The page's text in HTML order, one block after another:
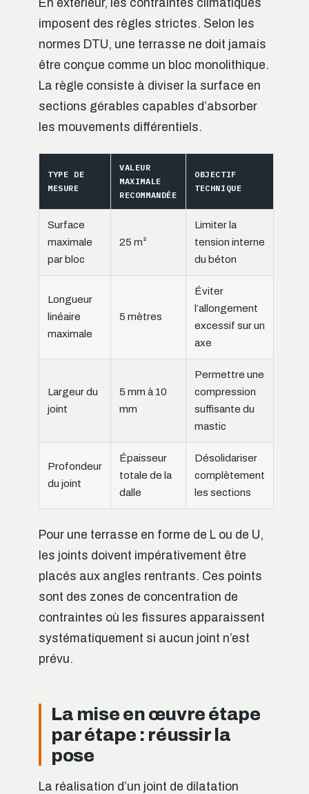
En extérieur, les contraintes climatiques
imposent des règles strictes. Selon les
normes DTU, une terrasse ne doit jamais
être conçue comme un bloc monolithique.
La règle consiste à diviser la surface en
sections gérables capables d’absorber
les mouvements différentiels.
TYPE DE
MESURE
VALEUR
MAXIMALE
RECOMMANDÉE
OBJECTIF
TECHNIQUE
Surface
maximale
par bloc
25 m²
Limiter la
tension interne
du béton
Longueur
linéaire
maximale
5 mètres
Éviter
l’allongement
excessif sur un
axe
Largeur du
joint
5 mm à 10
mm
Permettre une
compression
suffisante du
mastic
Profondeur
du joint
Épaisseur
totale de la
dalle
Désolidariser
complètement
les sections
Pour une terrasse en forme de L ou de U,
les joints doivent impérativement être
placés aux angles rentrants. Ces points
sont des zones de concentration de
contraintes où les fissures apparaissent
systématiquement si aucun joint n’est
prévu.
La mise en œuvre étape
par étape : réussir la
pose
La réalisation d’un joint de dilatation